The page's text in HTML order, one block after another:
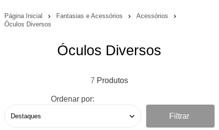
Página Inicial Fantasias e Acessórios
Acessórios
Óculos Diversos
Óculos Diversos
7
Ordenar por:
Filtrar